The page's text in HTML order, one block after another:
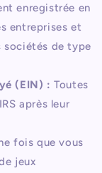
enregistrée en
entreprises et
sociétés de type
(EIN) : Toutes
après leur
fois que vous
jeux